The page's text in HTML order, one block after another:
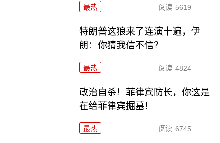
最热 阅读 5619
特朗普这狼来了连演十遍，伊
朗：你猜我信不信？
最热 阅读 4824
政治自杀！菲律宾防长，你这是
在给菲律宾掘墓！
最热 阅读 6745